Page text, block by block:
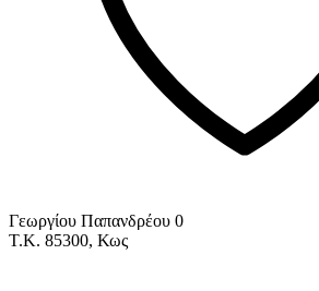
Γεωργίου Παπανδρέου 0
Τ.Κ. 85300, Κως